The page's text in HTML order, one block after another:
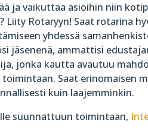
ja vaikuttaa asioihin niin
Liity Rotaryyn! Saat rotarina
yhdessä
jäsenenä, ammattisi
jonka kautta avautuu
Saat erinomaisen
kuin laajemminkin.
suunnattuun toimintaan,